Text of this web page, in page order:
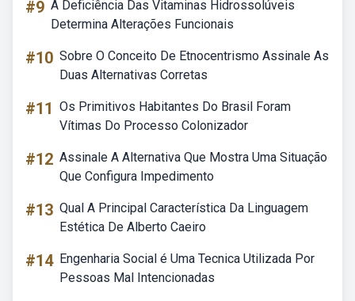
#9 A Deficiência Das Vitaminas Hidrossolúveis
Determina Alterações Funcionais
#10 Sobre O Conceito De Etnocentrismo Assinale As
Duas Alternativas Corretas
#11 Os Primitivos Habitantes Do Brasil Foram
Vítimas Do Processo Colonizador
#12 Assinale A Alternativa Que Mostra Uma Situação
Que Configura Impedimento
#13 Qual A Principal Característica Da Linguagem
Estética De Alberto Caeiro
#14 Engenharia Social é Uma Tecnica Utilizada Por
Pessoas Mal Intencionadas